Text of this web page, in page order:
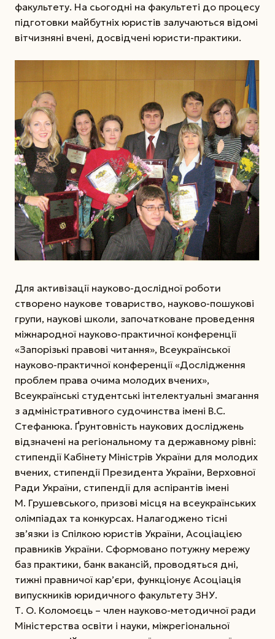
факультету. На сьогодні на факультеті до процесу
підготовки майбутніх юристів залучаються відомі
вітчизняні вчені, досвідчені юристи-практики.
Для активізації науково-дослідної роботи
створено наукове товариство, науково-пошукові
групи, наукові школи, започатковане проведення
міжнародної науково-практичної конференції
«Запорізькі правові читання», Всеукраїнської
науково-практичної конференції «Дослідження
проблем права очима молодих вчених»,
Всеукраїнські студентські інтелектуальні змагання
з адміністративного судочинства імені В.С.
Стефанюка. Ґрунтовність наукових досліджень
відзначені на регіональному та державному рівні:
стипендії Кабінету Міністрів України для молодих
вчених, стипендії Президента України, Верховної
Ради України, стипендії для аспірантів імені
М. Грушевсь­кого, призові місця на всеукраїнських
олімпіадах та кон­курсах. Налагоджено тісні
зв’язки із Спілкою юристів України, Асоціацією
правників України. Сформовано потужну мережу
баз практики, банк вакансій, проводяться дні,
тижні правничої кар’єри, функціонує Асоціація
випускників юридичного факультету ЗНУ.
Т. О. Коломоєць – член науково-методичної ради
Міністерства освіти і науки, міжрегіональної